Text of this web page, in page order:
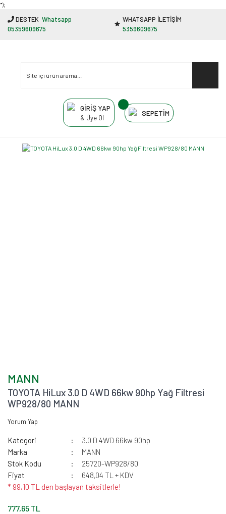
"');
DESTEK Whatsapp
05359609675
WHATSAPP İLETİŞİM
5359609675
GİRİŞ YAP
& Üye Ol
SEPETİM
MANN
TOYOTA HiLux 3.0 D 4WD 66kw 90hp Yağ Filtresi
WP928/80 MANN
Yorum Yap
Kategori
3.0 D 4WD 66kw 90hp
Marka
MANN
Stok Kodu
25720-WP928/80
Fiyat
648,04 TL + KDV
* 99,10 TL den başlayan taksitlerle!
777,65 TL